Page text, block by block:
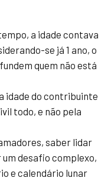
a idade contava
se já 1 ano, o
quem não está
idade do contribuinte
todo, e não pela
saber lidar
desafio complexo,
e calendário lunar